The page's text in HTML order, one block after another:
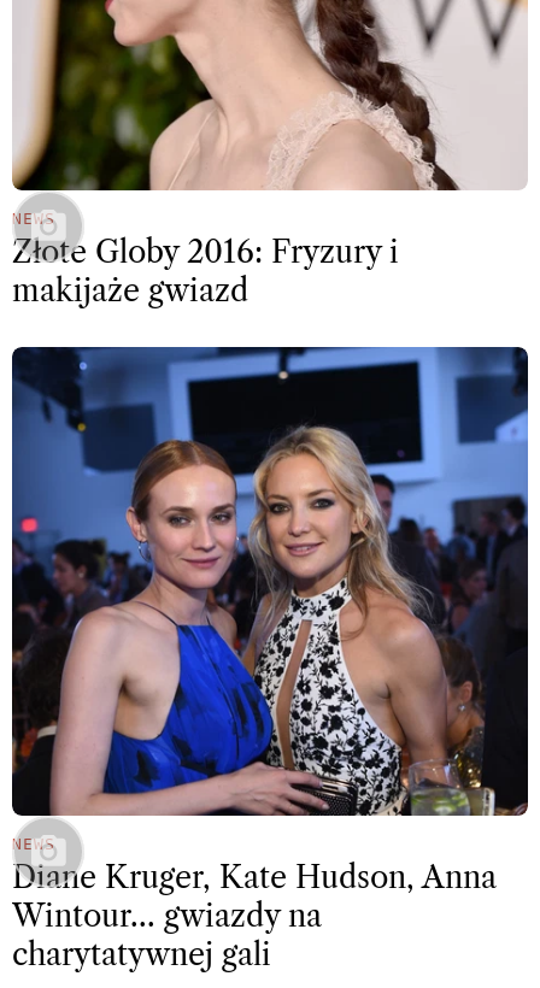
NEWS
Złote Globy 2016: Fryzury i
makijaże gwiazd
NEWS
Diane Kruger, Kate Hudson, Anna
Wintour… gwiazdy na
charytatywnej gali